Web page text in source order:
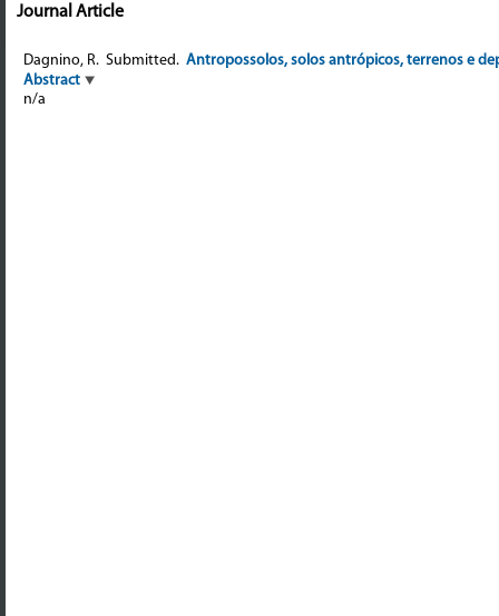
Journal Article
Dagnino, R.Submitted. Antropossolos, solos antrópicos, terrenos e
Abstract
n/a